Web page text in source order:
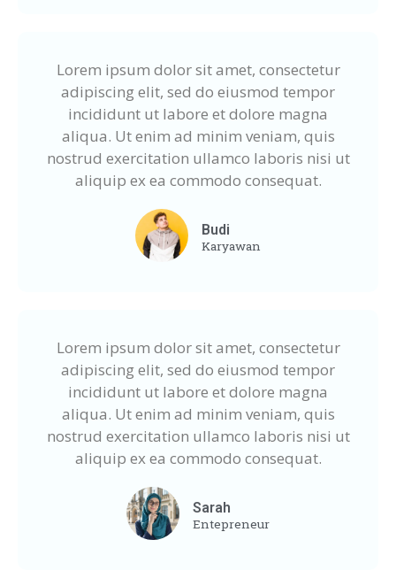
Lorem ipsum dolor sit amet, consectetur
adipiscing elit, sed do eiusmod tempor
incididunt ut labore et dolore magna
aliqua. Ut enim ad minim veniam, quis
nostrud exercitation ullamco laboris nisi ut
aliquip ex ea commodo consequat.
Budi
Karyawan
Lorem ipsum dolor sit amet, consectetur
adipiscing elit, sed do eiusmod tempor
incididunt ut labore et dolore magna
aliqua. Ut enim ad minim veniam, quis
nostrud exercitation ullamco laboris nisi ut
aliquip ex ea commodo consequat.
Sarah
Entepreneur